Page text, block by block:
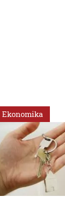
Ekonomika